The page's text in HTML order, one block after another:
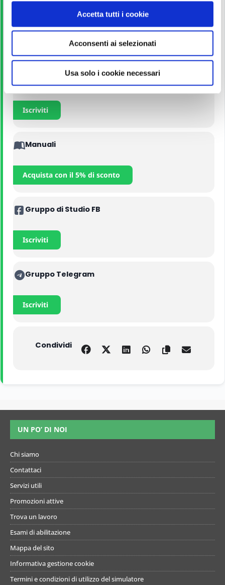
Accetta tutti i cookie
Acconsenti ai selezionati
Usa solo i cookie necessari
Avvia esercitazione
Corso Online
Iscriviti
Manuali
Acquista con il 5% di sconto
Gruppo di Studio FB
Iscriviti
Gruppo Telegram
Iscriviti
Condividi
UN PO’ DI NOI
Chi siamo
Contattaci
Servizi utili
Promozioni attive
Trova un lavoro
Esami di abilitazione
Mappa del sito
Informativa gestione cookie
Termini e condizioni di utilizzo del simulatore